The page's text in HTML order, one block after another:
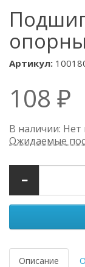
Артикул:
108 ₽
В наличии: Нет
Ожидаемые
Описание